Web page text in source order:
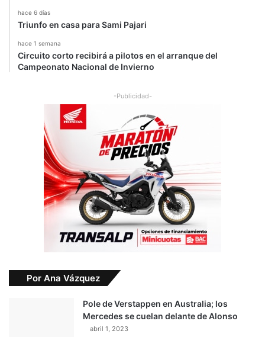
hace 6 días
Triunfo en casa para Sami Pajari
hace 1 semana
Circuito corto recibirá a pilotos en el arranque del
Campeonato Nacional de Invierno
-Publicidad-
Por Ana Vázquez
Pole de Verstappen en Australia; los
Mercedes se cuelan delante de Alonso
abril 1, 2023